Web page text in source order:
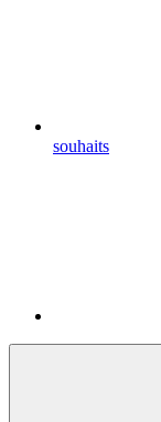
souhaits